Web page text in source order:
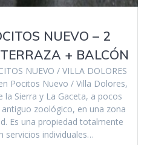
NUEVO – 2
+ BALCÓN
NUEVO / VILLA DOLORES
Pocitos Nuevo / Villa Dolores,
la Sierra y La Gaceta, a pocos
zoológico, en una zona
Es una propiedad totalmente
servicios individuales…